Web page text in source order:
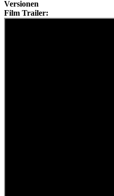
Versionen
Film Trailer: